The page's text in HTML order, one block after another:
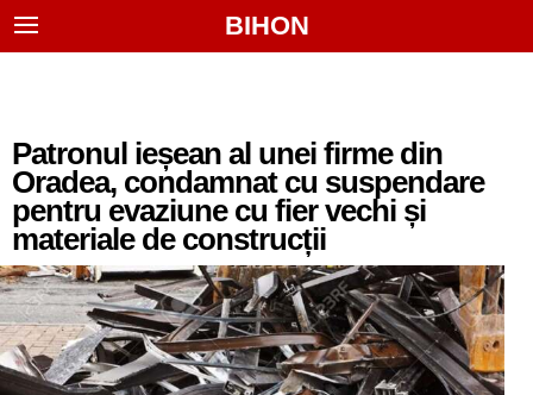
BIHON
Patronul ieșean al unei firme din
Oradea, condamnat cu suspendare
pentru evaziune cu fier vechi și
materiale de construcții